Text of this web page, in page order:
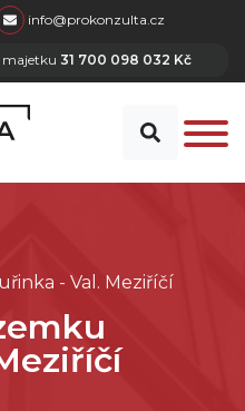
info@prokonzulta.cz
majetku 31 700 098 032 Kč
- Val. Meziříčí